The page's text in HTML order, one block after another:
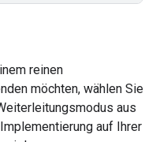
reinen
möchten, wählen Sie
aus
auf Ihrer